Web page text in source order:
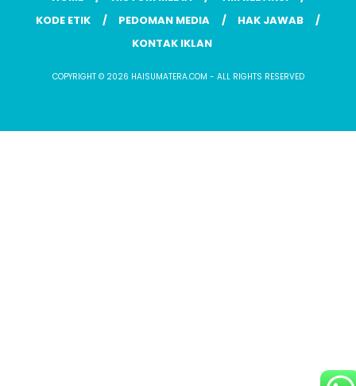
KODE ETIK
PEDOMAN MEDIA
HAK JAWAB
KONTAK IKLAN
COPYRIGHT © 2026 HAISUMATERA.COM - ALL RIGHTS RESERVED